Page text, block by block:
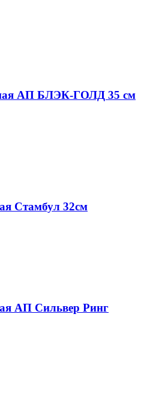
АП БЛЭК-ГОЛД 35 см
Стамбул 32см
АП Сильвер Ринг